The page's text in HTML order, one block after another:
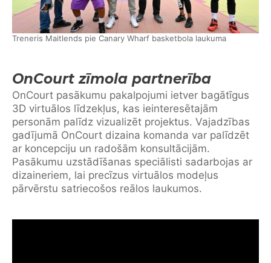
Treneris Maitlends pie Canary Wharf basketbola laukuma
OnCourt zīmola partnerība
OnCourt pasākumu pakalpojumi ietver bagātīgus
3D virtuālos līdzekļus, kas ieinteresētajām
personām palīdz vizualizēt projektus. Vajadzības
gadījumā OnCourt dizaina komanda var palīdzēt
ar koncepciju un radošām konsultācijām.
Pasākumu uzstādīšanas speciālisti sadarbojas ar
dizaineriem, lai precīzus virtuālos modeļus
pārvērstu satriecošos reālos laukumos.